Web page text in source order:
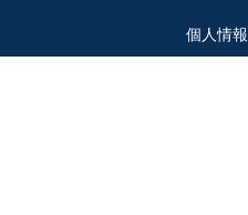
個人情